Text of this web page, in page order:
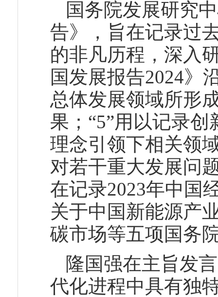
国务院发展研究
告》，旨在记录过
的非凡历程，深入
国发展报告2024》
总体发展领域所形
果；“5”用以记录
理念引领下相关领
对若干重大发展问
在记录2023年中国
关于中国新能源产
碳市场等五项国务
隆国强在主旨发
代化进程中具有独